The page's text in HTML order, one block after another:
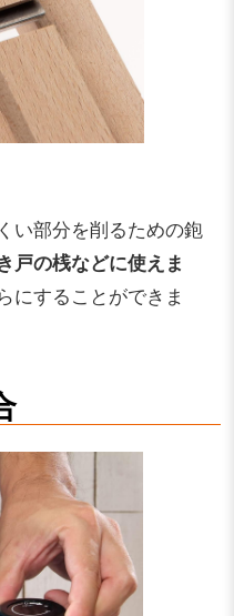
い部分を削るための鉋
戸の桟などに使えま
にすることができま